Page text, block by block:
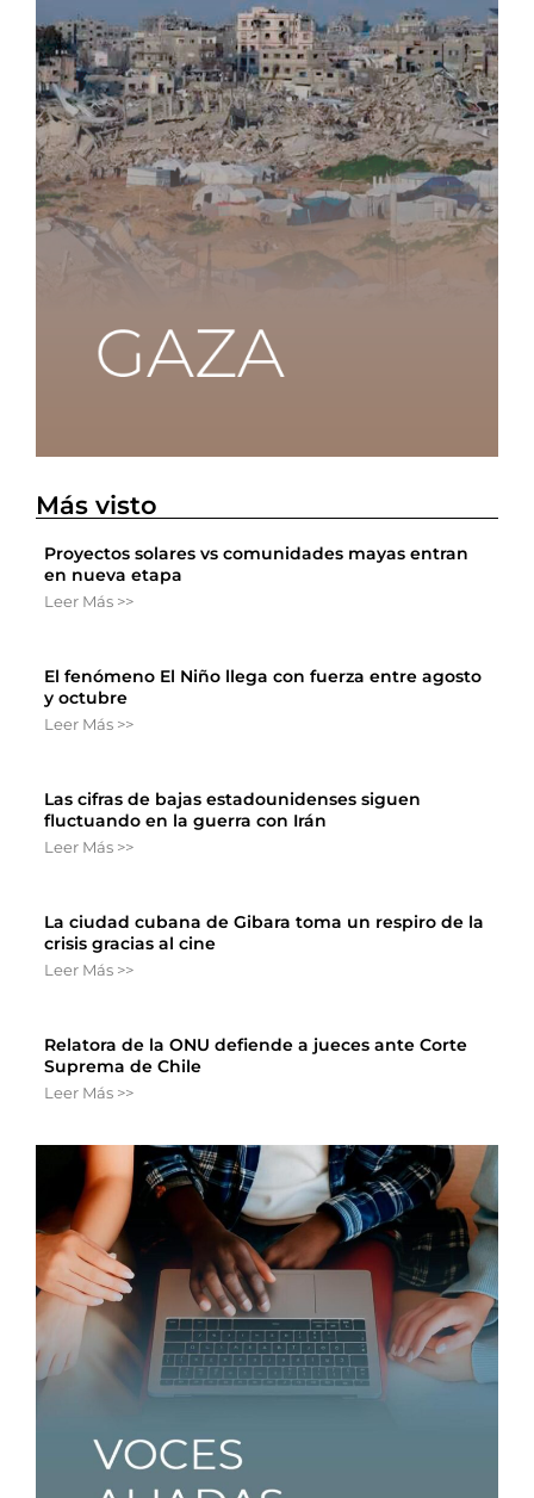
Más visto
Proyectos solares vs comunidades mayas entran
en nueva etapa
Leer Más >>
El fenómeno El Niño llega con fuerza entre agosto
y octubre
Leer Más >>
Las cifras de bajas estadounidenses siguen
fluctuando en la guerra con Irán
Leer Más >>
La ciudad cubana de Gibara toma un respiro de la
crisis gracias al cine
Leer Más >>
Relatora de la ONU defiende a jueces ante Corte
Suprema de Chile
Leer Más >>